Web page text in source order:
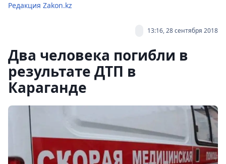
Редакция Zakon.kz
13:16, 28 сентября 2018
Два человека погибли в
результате ДТП в
Караганде